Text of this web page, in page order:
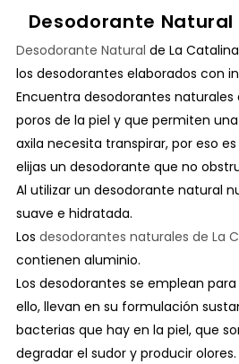
Desodorante Natural
Desodorante Natural de La
los desodorantes elaborados con
Encuentra desodorantes naturales
poros de la piel y que permiten
axila necesita transpirar, por eso
elijas un desodorante que no
Al utilizar un desodorante natural
suave e hidratada.
Los desodorantes naturales de La
contienen aluminio.
Los desodorantes se emplean
ello, llevan en su formulación
bacterias que hay en la piel, que
degradar el sudor y producir olores.